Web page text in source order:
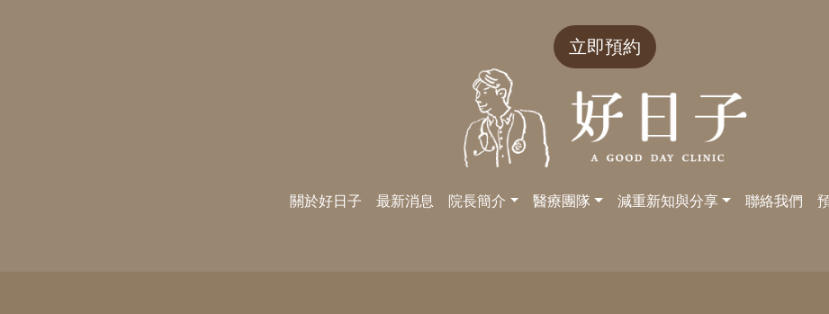
立即預約
關於好日子 最新消息 院長簡介 醫療團隊 減重新知與分享 聯絡我們